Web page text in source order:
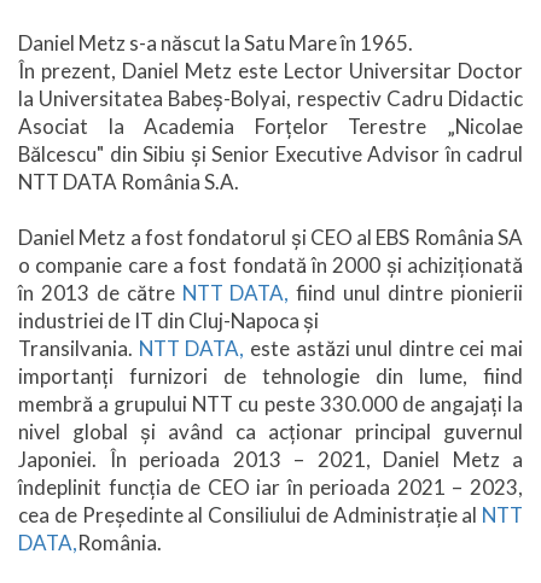
Daniel Metz s-a născut la Satu Mare în 1965.
În prezent, Daniel Metz este Lector Universitar Doctor
la Universitatea Babeș-Bolyai, respectiv Cadru Didactic
Asociat la Academia Forțelor Terestre „Nicolae
Bălcescu" din Sibiu și Senior Executive Advisor în cadrul
NTT DATA România S.A.
Daniel Metz a fost fondatorul și CEO al EBS România SA
o companie care a fost fondată în 2000 și achiziționată
în 2013 de către NTT DATA, fiind unul dintre pionierii
industriei de IT din Cluj-Napoca și
Transilvania. NTT DATA, este astăzi unul dintre cei mai
importanți furnizori de tehnologie din lume, fiind
membră a grupului NTT cu peste 330.000 de angajați la
nivel global și având ca acționar principal guvernul
Japoniei. În perioada 2013 – 2021, Daniel Metz a
îndeplinit funcția de CEO iar în perioada 2021 – 2023,
cea de Președinte al Consiliului de Administrație al NTT
DATA,România.